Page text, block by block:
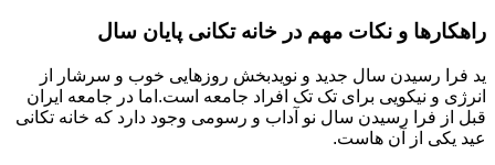
راهکارها و نکات مهم در خانه تکانی پایان سال
ید فرا رسیدن سال جدید و نویدبخش روزهایی خوب و سرشار از
انرژی و نیکویی برای تک تک افراد جامعه است.اما در جامعه ایران
قبل از فرا رسیدن سال نو آداب و رسومی وجود دارد که خانه تکانی
عید یکی از آن هاست.